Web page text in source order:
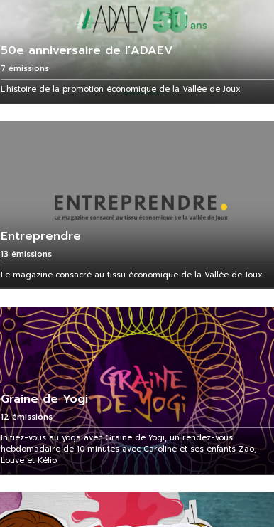
50e anniversaire de l'ADAEV
7 émissions
L'histoire de la promotion économique de la Vallée de Joux
Entreprendre
13 émissions
Le magazine consacré au tissu économique de la Vallée de Joux
Graine de Yogi
12 émissions
Initiez-vous au yoga avec Graine de Yogi, un rendez-vous
hebdomadaire de 10 minutes avec Caroline et ses enfants Zao,
Louve et Kélio